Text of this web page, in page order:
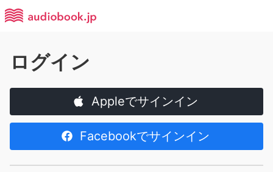
ログイン
Appleでサインイン
Facebookでサインイン